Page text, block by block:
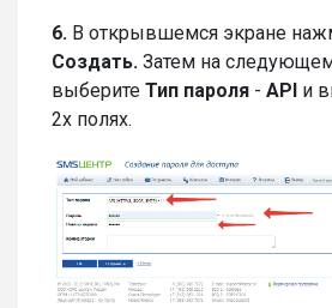
6. В открывшемся экране
Создать. Затем на
выберите Тип пароля - API и
2х полях.